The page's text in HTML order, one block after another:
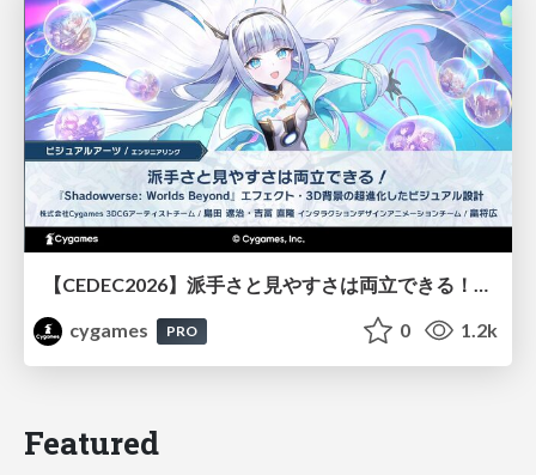
【CEDEC2026】派手さと見やすさは両立できる！『Shadowverse: Worlds Beyond』エフェクト・3D背景の超進化したビジュアル設計
cygames
PRO 0 1.2k
Featured